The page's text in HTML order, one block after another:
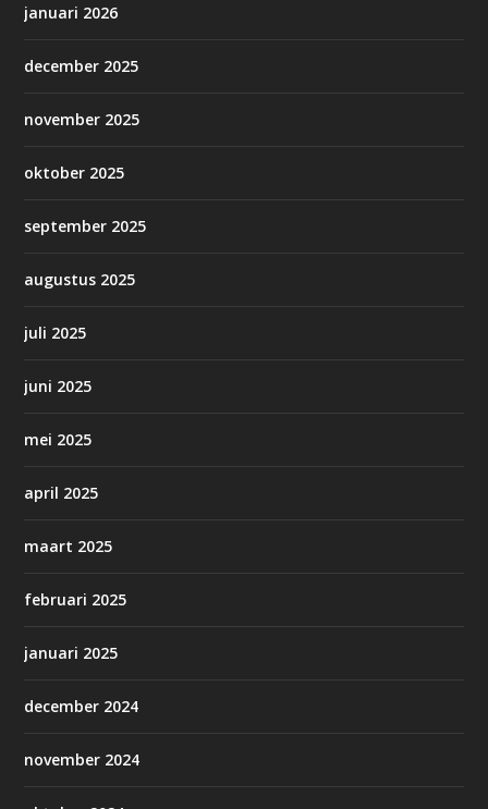
januari 2026
december 2025
november 2025
oktober 2025
september 2025
augustus 2025
juli 2025
juni 2025
mei 2025
april 2025
maart 2025
februari 2025
januari 2025
december 2024
november 2024